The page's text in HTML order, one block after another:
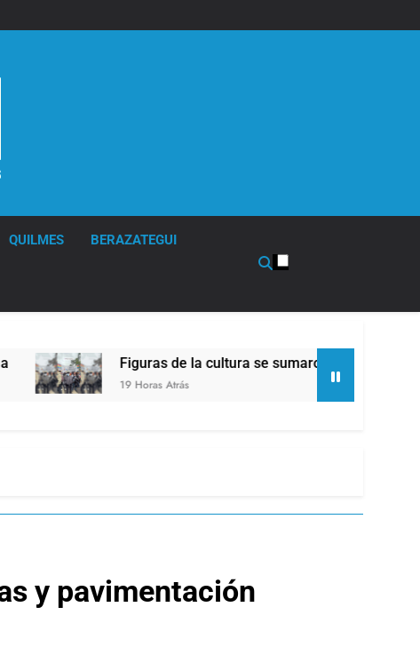
QUILMES BERAZATEGUI
Figuras de la cultura se sumaron a la marcha frente
19 Horas Atrás
y pavimentación